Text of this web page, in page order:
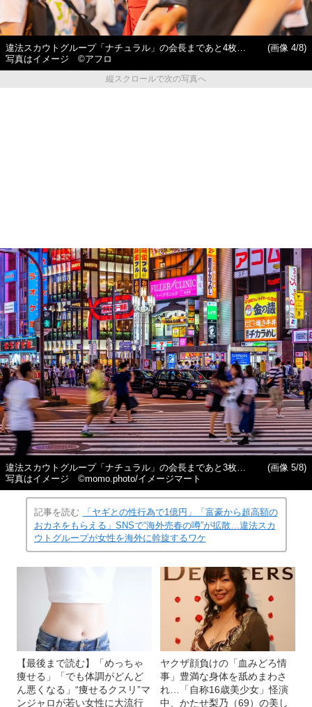
違法スカウトグループ「ナチュラル」の会長まであと4枚…
写真はイメージ ©アフロ
(画像 4/8)
縦スクロールで次の写真へ
違法スカウトグループ「ナチュラル」の会長まであと3枚…
写真はイメージ ©momo.photo/イメージマート
(画像 5/8)
記事を読む
「ヤギとの性行為で1億円」「富豪から超高額の
おカネをもらえる」SNSで“海外売春の噂”が拡散…違法スカ
ウトグループが女性を海外に斡旋するワケ
【最後まで読む】「めっちゃ
痩せる」「でも体調がどんど
ん悪くなる」“痩せるクスリ”マ
ンジャロが若い女性に大流行
ヤクザ顔負けの「血みどろ情
事」豊満な身体を舐めまわさ
れ…「自称16歳美少女」怪演
中、かたせ梨乃（69）の美し